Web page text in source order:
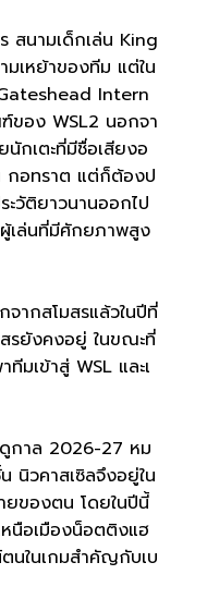
สนามเด็กเล่น King
เหย้าของทีม แต่ใน
Intern
อง WSL2 นอกจา
กเตะที่มีชื่อเสียงอ
กอทราต แต่ก็ต้องป
ะวัติยาวนานออกไป
เล่นที่มีศักยภาพสูง
ากสโมสรแล้วในปีที่
รยังคงอยู่ ในขณะที่
มเข้าสู่ WSL และเ
กาล 2026-27 หม
นิวคาสเซิลจึงอยู่ใน
ยของตน โดยในปีนี้
นือเมืองน็อตติงแฮ
นในเกมสำคัญกับเบ